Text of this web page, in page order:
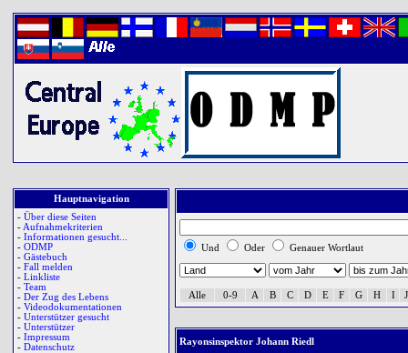
Hauptnavigation
- Über diese Seiten
- Aufnahmekriterien
- Informationen gesucht...
- ODMP
- Gästebuch
- Fall melden
- Linkliste
- Team
- Der Zug des Lebens
- Videodokumentationen
- Unterstützer gesucht
- Unterstützer
- Impressum
- Datenschutz
Und Oder Genauer Wortlaut
Alle 0-9 A B C D E F G H I J
Rayonsinspektor Johann Riedl